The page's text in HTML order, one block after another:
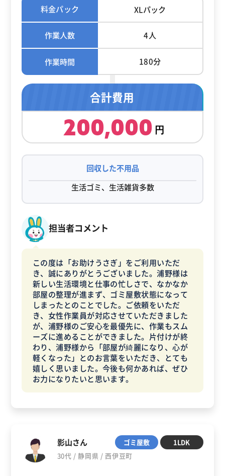
料金パック XLパック
作業人数 4人
作業時間 180分
合計費用
200,000
回収した不用品
生活ゴミ、生活雑貨多数
担当者コメント
この度は「お助けうさぎ」をご利用いただ
き、誠にありがとうございました。浦野様は
新しい生活環境と仕事の忙しさで、なかなか
部屋の整理が進まず、ゴミ屋敷状態になって
しまったとのことでした。ご依頼をいただ
き、女性作業員が対応させていただきました
が、浦野様のご安心を最優先に、作業もスム
ーズに進めることができました。片付けが終
わり、浦野様から「部屋が綺麗になり、心が
軽くなった」とのお言葉をいただき、とても
嬉しく思いました。今後も何かあれば、ぜひ
お力になりたいと思います。
影山さん
30代 / 静岡県 / 西伊豆町
ゴミ屋敷 1LDK